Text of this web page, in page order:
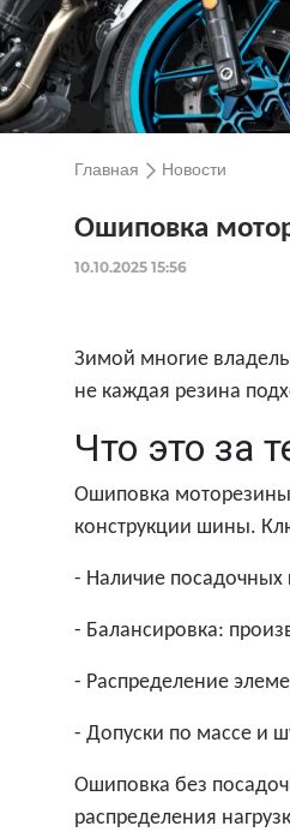
Главная Новости
Ошиповка
10.10.2025 15:56
Зимой многие
не каждая резина
Что это за
Ошиповка моторезины
конструкции шины.
- Наличие
- Балансировка:
- Распределение
- Допуски по массе и
Ошиповка без
распределения